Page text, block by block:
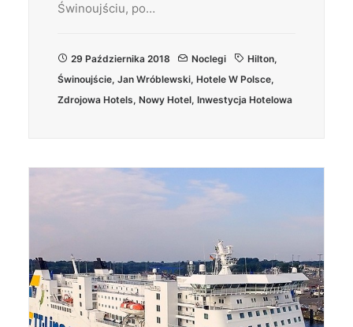
Świnoujściu, po…
29 Października 2018 Noclegi Hilton,
Świnoujście, Jan Wróblewski, Hotele W Polsce,
Zdrojowa Hotels, Nowy Hotel, Inwestycja Hotelowa